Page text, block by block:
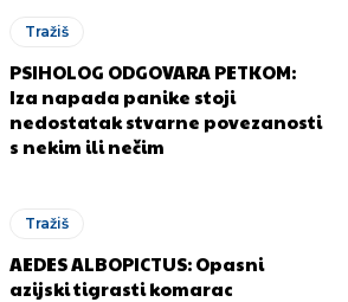
Tražiš
PSIHOLOG ODGOVARA PETKOM:
Iza napada panike stoji
nedostatak stvarne povezanosti
s nekim ili nečim
Tražiš
AEDES ALBOPICTUS: Opasni
azijski tigrasti komarac